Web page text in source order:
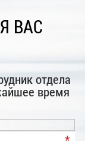
ВАС
отдела
время